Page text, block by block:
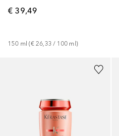
€ 39,49
150 ml (€ 26,33 / 100 ml)